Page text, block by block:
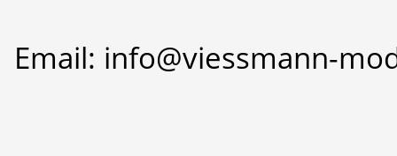
Email: info@viessmann-